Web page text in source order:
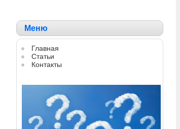
Меню
Главная
Статьи
Контакты